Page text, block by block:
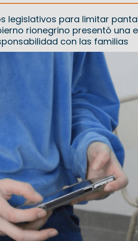
legislativos para limitar
rionegrino presentó una
con las familias